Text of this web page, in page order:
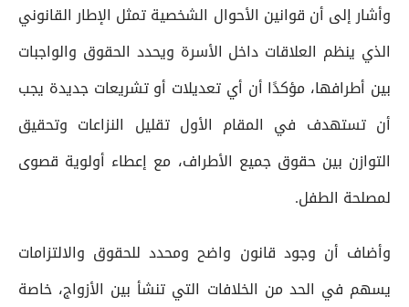
وأشار إلى أن قوانين الأحوال الشخصية تمثل الإطار القانوني
الذي ينظم العلاقات داخل الأسرة ويحدد الحقوق والواجبات
بين أطرافها، مؤكدًا أن أي تعديلات أو تشريعات جديدة يجب
أن تستهدف في المقام الأول تقليل النزاعات وتحقيق
التوازن بين حقوق جميع الأطراف، مع إعطاء أولوية قصوى
لمصلحة الطفل.
وأضاف أن وجود قانون واضح ومحدد للحقوق والالتزامات
يسهم في الحد من الخلافات التي تنشأ بين الأزواج، خاصة